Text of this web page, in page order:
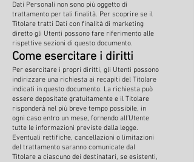
Dati Personali non sono più oggetto di
trattamento per tali finalità. Per scoprire se il
Titolare tratti Dati con finalità di marketing
diretto gli Utenti possono fare riferimento alle
rispettive sezioni di questo documento.
Come esercitare i diritti
Per esercitare i propri diritti, gli Utenti possono
indirizzare una richiesta ai recapiti del Titolare
indicati in questo documento. La richiesta può
essere depositate gratuitamente e il Titolare
risponderà nel più breve tempo possibile, in
ogni caso entro un mese, fornendo all’Utente
tutte le informazioni previste dalla legge.
Eventuali rettifiche, cancellazioni o limitazioni
del trattamento saranno comunicate dal
Titolare a ciascuno dei destinatari, se esistenti,